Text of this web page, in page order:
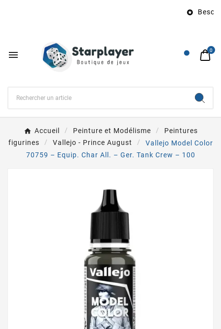

 0
Accueil Peinture et Modélisme
Peintures
figurines
Vallejo - Prince August
Vallejo Model Color
70759 – Equip. Char All. – Ger. Tank Crew – 100